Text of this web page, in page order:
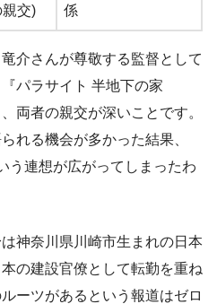
親交)
係
介さんが尊敬する監督として
パラサイト 半地下の家
両者の親交が深いことです。
れる機会が多かった結果、
う連想が広がってしまったわ
神奈川県川崎市生まれの日本
の建設官僚として転勤を重ね
ーツがあるという報道はゼロ